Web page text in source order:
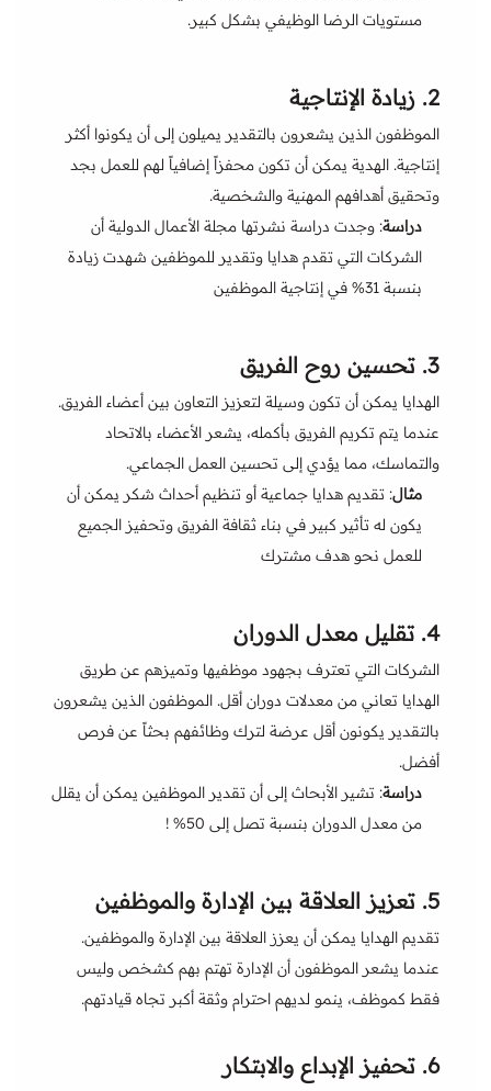
مستويات الرضا الوظيفي بشكل كبير.
2. زيادة الإنتاجية
الموظفون الذين يشعرون بالتقدير يميلون إلى أن يكونوا أكثر
إنتاجية. الهدية يمكن أن تكون محفزاً إضافياً لهم للعمل بجد
وتحقيق أهدافهم المهنية والشخصية.
دراسة: وجدت دراسة نشرتها مجلة الأعمال الدولية أن
الشركات التي تقدم هدايا وتقدير للموظفين شهدت زيادة
بنسبة 31% في إنتاجية الموظفين
3. تحسين روح الفريق
الهدايا يمكن أن تكون وسيلة لتعزيز التعاون بين أعضاء الفريق.
عندما يتم تكريم الفريق بأكمله، يشعر الأعضاء بالاتحاد
والتماسك، مما يؤدي إلى تحسين العمل الجماعي.
مثال: تقديم هدايا جماعية أو تنظيم أحداث شكر يمكن أن
يكون له تأثير كبير في بناء ثقافة الفريق وتحفيز الجميع
للعمل نحو هدف مشترك
4. تقليل معدل الدوران
الشركات التي تعترف بجهود موظفيها وتميزهم عن طريق
الهدايا تعاني من معدلات دوران أقل. الموظفون الذين يشعرون
بالتقدير يكونون أقل عرضة لترك وظائفهم بحثاً عن فرص
أفضل.
دراسة: تشير الأبحاث إلى أن تقدير الموظفين يمكن أن يقلل
من معدل الدوران بنسبة تصل إلى 50% !
5. تعزيز العلاقة بين الإدارة والموظفين
تقديم الهدايا يمكن أن يعزز العلاقة بين الإدارة والموظفين.
عندما يشعر الموظفون أن الإدارة تهتم بهم كشخص وليس
فقط كموظف، ينمو لديهم احترام وثقة أكبر تجاه قيادتهم.
6. تحفيز الإبداع والابتكار